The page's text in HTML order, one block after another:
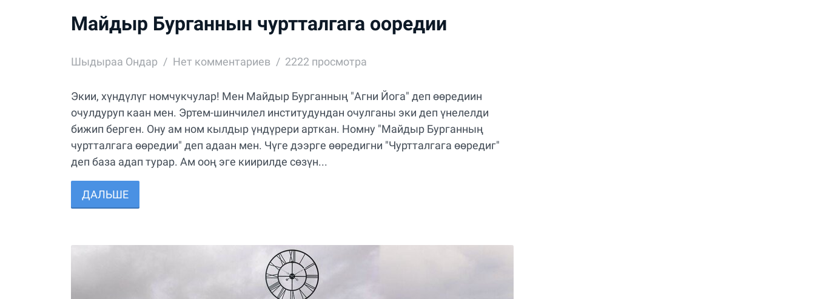
Майдыр Бурганнын чуртталгага ооредии
Шыдыраа Ондар Нет комментариев 2222 просмотра
Экии, хүндүлүг номчукчулар! Мен Майдыр Бурганның "Агни Йога" деп өөредиин
очулдуруп каан мен. Эртем-шинчилел институдундан очулганы эки деп үнелелди
бижип берген. Ону ам ном кылдыр үндүрери арткан. Номну "Майдыр Бурганның
чуртталгага өөредии" деп адаан мен. Чүге дээрге өөредигни "Чуртталгага өөредиг"
деп база адап турар. Ам ооң эге киирилде сөзүн...
ДАЛЬШЕ